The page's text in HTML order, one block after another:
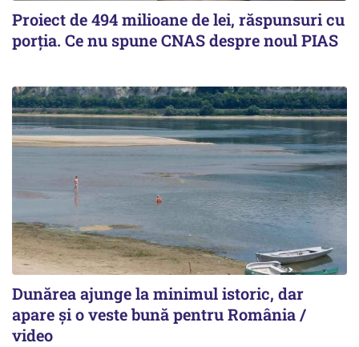
Proiect de 494 milioane de lei, răspunsuri cu
porția. Ce nu spune CNAS despre noul PIAS
Dunărea ajunge la minimul istoric, dar
apare și o veste bună pentru România /
video